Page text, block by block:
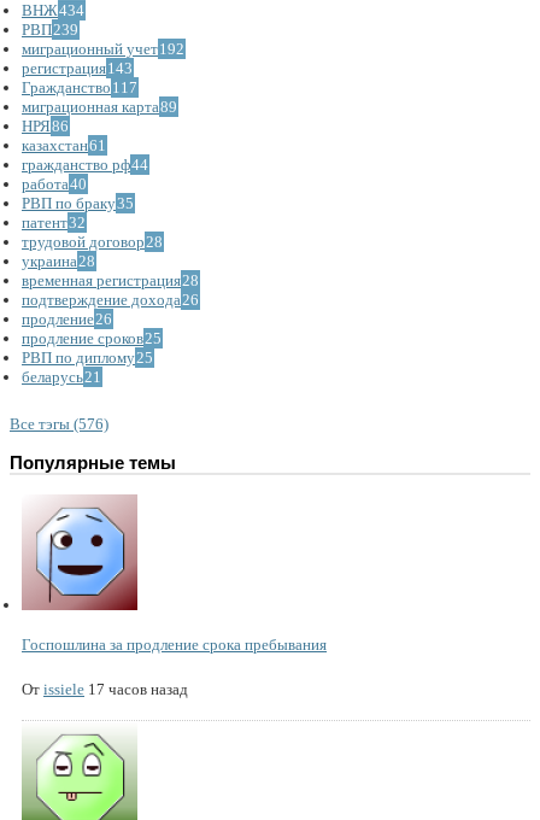
ВНЖ434
РВП239
миграционный учет192
регистрация143
Гражданство 117
миграционная карта89
НРЯ86
казахстан61
гражданство рф44
работа40
РВП по браку35
патент32
трудовой договор28
украина28
временная регистрация28
подтверждение дохода26
продление26
продление сроков25
РВП по диплому25
беларусь21
Все тэгы (576)
Популярные темы
Госпошлина за продление срока пребывания
От issiele 17 часов назад